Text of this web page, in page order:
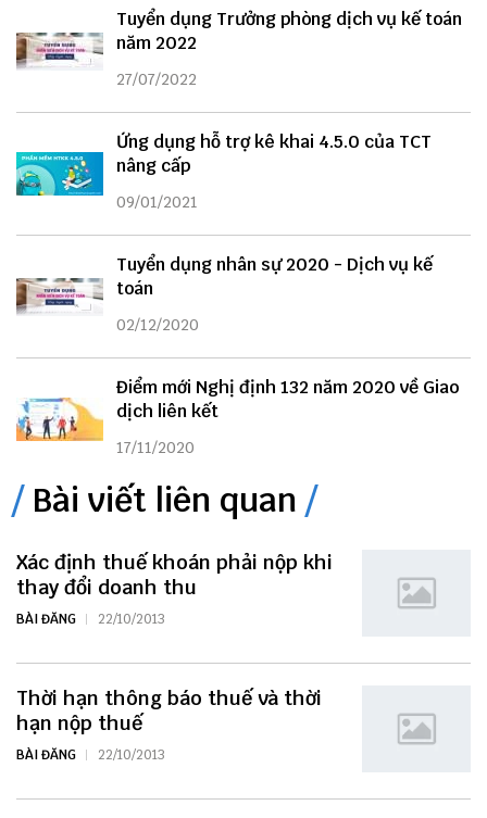
Tuyển dụng Trưởng phòng dịch vụ kế toán
năm 2022
27/07/2022
Ứng dụng hỗ trợ kê khai 4.5.0 của TCT
nâng cấp
09/01/2021
Tuyển dụng nhân sự 2020 - Dịch vụ kế
toán
02/12/2020
Điểm mới Nghị định 132 năm 2020 về Giao
dịch liên kết
17/11/2020
Bài viết liên quan
Xác định thuế khoán phải nộp khi
thay đổi doanh thu
BÀI ĐĂNG 22/10/2013
Thời hạn thông báo thuế và thời
hạn nộp thuế
BÀI ĐĂNG 22/10/2013